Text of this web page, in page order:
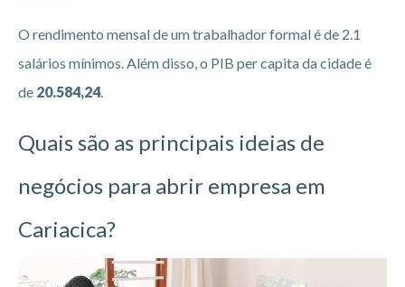
O rendimento mensal de um trabalhador formal é de 2.1
salários mínimos. Além disso, o PIB per capita da cidade é
de 20.584,24.
Quais são as principais ideias de
negócios para abrir empresa em
Cariacica?